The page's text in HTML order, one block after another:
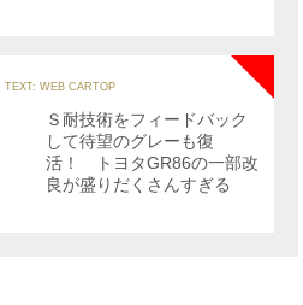
TEXT: WEB CARTOP
Ｓ耐技術をフィードバック
して待望のグレーも復
活！ トヨタGR86の一部改
良が盛りだくさんすぎる